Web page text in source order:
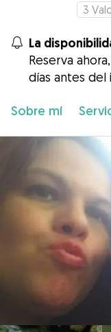
3
La
Reserva
días antes del
Sobre mí